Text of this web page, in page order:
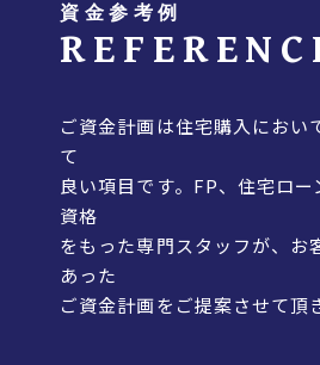
資金参考例
ご資金計画は住宅購入におい
て
良い項目です。FP、住宅ロ
資格
をもった専門スタッフが、お
あった
ご資金計画をご提案させて頂